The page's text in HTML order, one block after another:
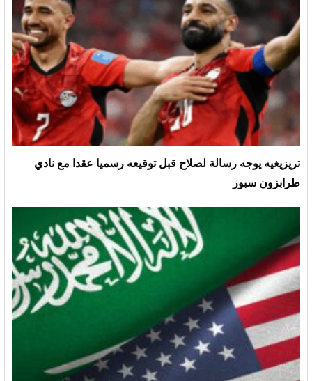
تريزيغيه يوجه رسالة لصلاح قبل توقيعه رسميا عقدا مع نادي
طرابزون سبور